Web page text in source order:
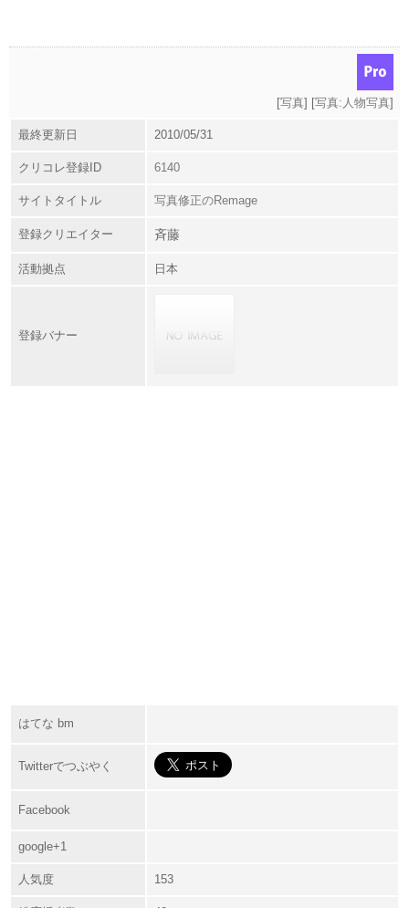
[写真] [写真:人物写真]
最終更新日 2010/05/31
クリコレ登録ID 6140
サイトタイトル 写真修正のRemage
登録クリエイター 斉藤
活動拠点 日本
登録バナー
はてな bm
Twitterでつぶやく
Facebook
google+1
人気度 153